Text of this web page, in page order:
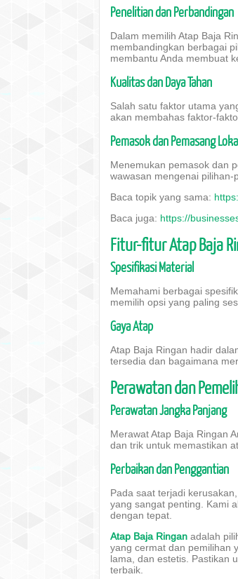
Penelitian dan Perbandingan
Dalam memilih Atap Baja
membandingkan berbagai
membantu Anda membuat
Kualitas dan Daya Tahan
Salah satu faktor utama
akan membahas faktor-
Pemasok dan Pemasang
Menemukan pemasok dan
wawasan mengenai pilihan-
Baca topik yang sama:
Baca juga: https://
Fitur-fitur Atap Baja
Spesifikasi Material
Memahami berbagai
memilih opsi yang paling
Gaya Atap
Atap Baja Ringan hadir
tersedia dan bagaimana
Perawatan dan
Perawatan Jangka Panjang
Merawat Atap Baja Ringan
dan trik untuk memastikan
Perbaikan dan Penggantian
Pada saat terjadi
yang sangat penting. Kami
dengan tepat.
Atap Baja Ringan adalah
yang cermat dan pemilihan
lama, dan estetis. Pastikan
terbaik.